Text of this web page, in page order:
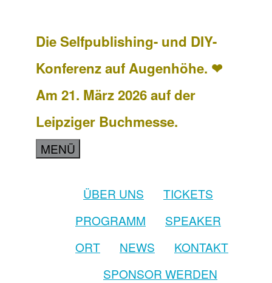
Die Selfpublishing- und DIY-
Konferenz auf Augenhöhe. ❤
Am 21. März 2026 auf der
Leipziger Buchmesse.
MENÜ
ÜBER UNS
TICKETS
PROGRAMM
SPEAKER
ORT
NEWS
KONTAKT
SPONSOR WERDEN